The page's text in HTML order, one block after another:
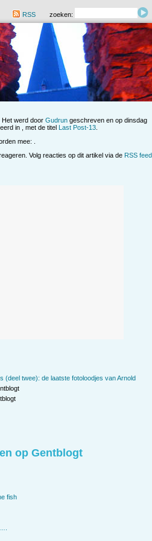
RSS zoeken:
. Het werd door Gudrun geschreven en op dinsdag
in , met de titel
Last Post-13
mee: .
Volg reacties op dit artikel via de RSS feed
(deel twee): de laatste fotoloodjes van Arnold
op Gentblogt
fish